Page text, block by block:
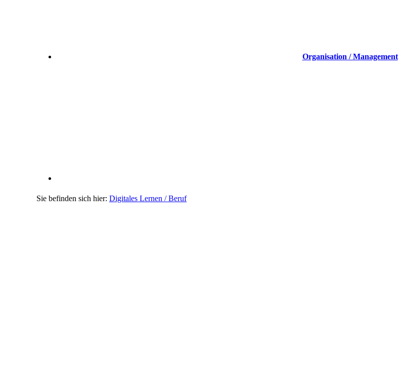
Organisation / Management
Digitales Lernen / Beruf